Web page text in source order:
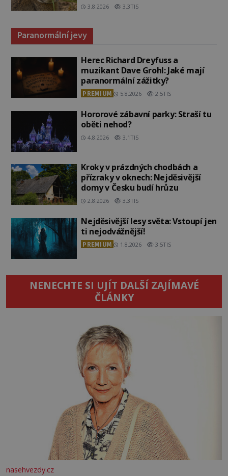
3.8.2026 3.3TIS
Paranormální jevy
Herec Richard Dreyfuss a
muzikant Dave Grohl: Jaké mají
paranormální zážitky?
PREMIUM 5.8.2026 2.5TIS
Hororové zábavní parky: Straší tu
oběti nehod?
4.8.2026 3.1TIS
Kroky v prázdných chodbách a
přízraky v oknech: Nejděsivější
domy v Česku budí hrůzu
2.8.2026 3.3TIS
Nejděsivější lesy světa: Vstoupí jen
ti nejodvážnější!
PREMIUM 1.8.2026 3.5TIS
NENECHTE SI UJÍT DALŠÍ ZAJÍMAVÉ
ČLÁNKY
nasehvezdy.cz